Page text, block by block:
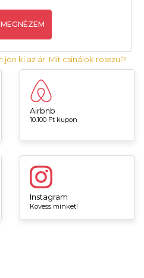
MEGNÉZEM
jön ki az ár. Mit csinálok rosszul?
Airbnb
10.100 Ft kupon
Instagram
Kövess minket!